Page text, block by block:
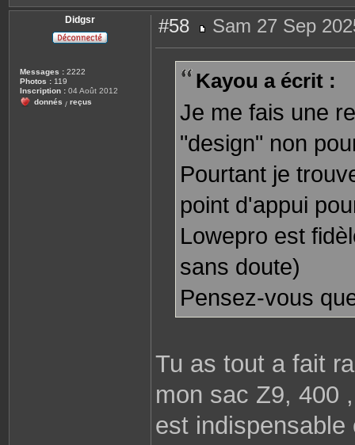
Didgsr
Messages : 2222
Photos : 119
Inscription : 04 Août 2012
donnés / reçus
#58
e
a
g
Sam 27 Sep
Kayou a écrit :
Je me fais une
"design" non
Pourtant je
point d'appui
Lowepro est
sans doute)
Pensez-vous
Tu as tout a fait
mon sac Z9, 400
est